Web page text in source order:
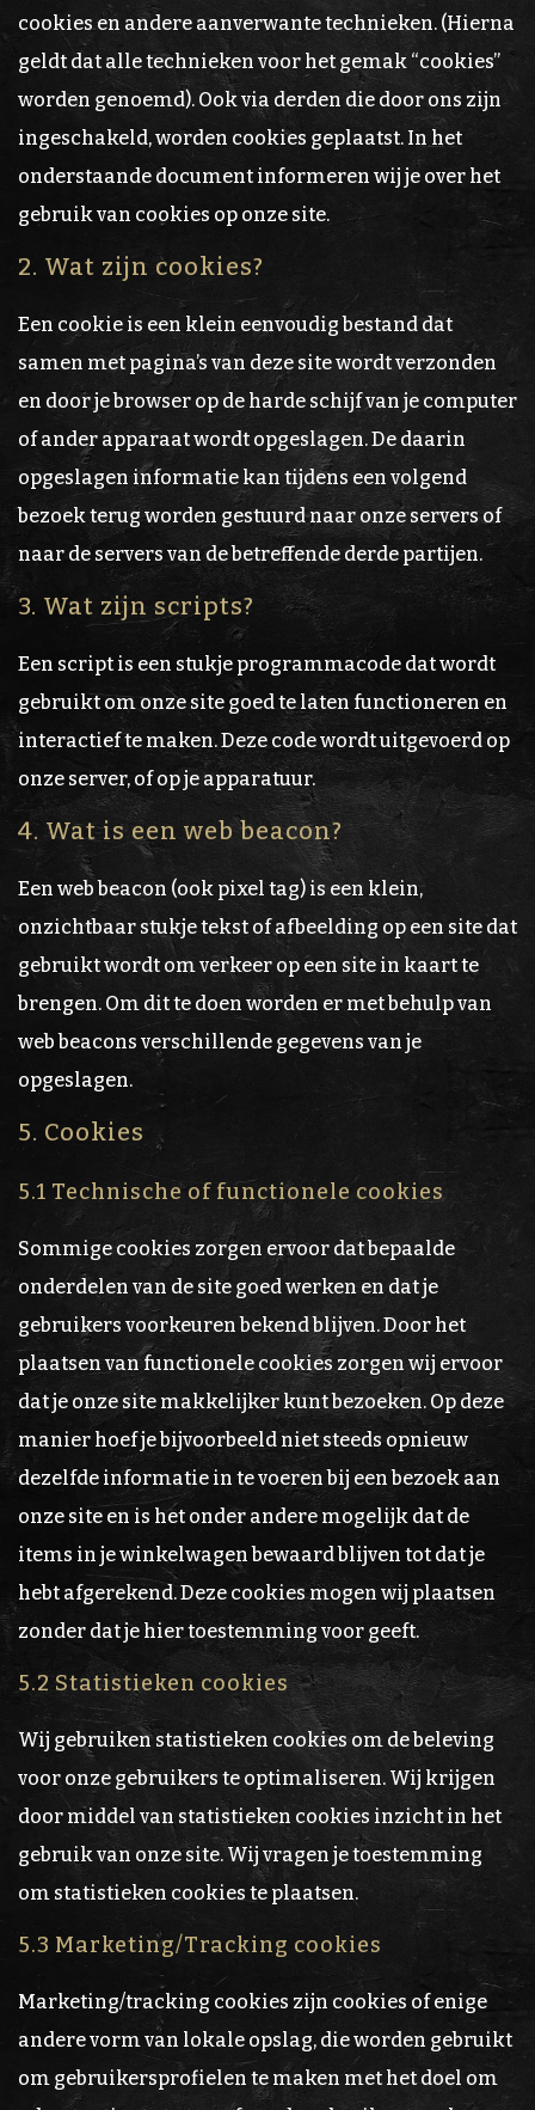
cookies en andere aanverwante technieken. (Hierna
geldt dat alle technieken voor het gemak “cookies”
worden genoemd). Ook via derden die door ons zijn
ingeschakeld, worden cookies geplaatst. In het
onderstaande document informeren wij je over het
gebruik van cookies op onze site.
2. Wat zijn cookies?
Een cookie is een klein eenvoudig bestand dat
samen met pagina’s van deze site wordt verzonden
en door je browser op de harde schijf van je computer
of ander apparaat wordt opgeslagen. De daarin
opgeslagen informatie kan tijdens een volgend
bezoek terug worden gestuurd naar onze servers of
naar de servers van de betreffende derde partijen.
3. Wat zijn scripts?
Een script is een stukje programmacode dat wordt
gebruikt om onze site goed te laten functioneren en
interactief te maken. Deze code wordt uitgevoerd op
onze server, of op je apparatuur.
4. Wat is een web beacon?
Een web beacon (ook pixel tag) is een klein,
onzichtbaar stukje tekst of afbeelding op een site dat
gebruikt wordt om verkeer op een site in kaart te
brengen. Om dit te doen worden er met behulp van
web beacons verschillende gegevens van je
opgeslagen.
5. Cookies
5.1 Technische of functionele cookies
Sommige cookies zorgen ervoor dat bepaalde
onderdelen van de site goed werken en dat je
gebruikers voorkeuren bekend blijven. Door het
plaatsen van functionele cookies zorgen wij ervoor
dat je onze site makkelijker kunt bezoeken. Op deze
manier hoef je bijvoorbeeld niet steeds opnieuw
dezelfde informatie in te voeren bij een bezoek aan
onze site en is het onder andere mogelijk dat de
items in je winkelwagen bewaard blijven tot dat je
hebt afgerekend. Deze cookies mogen wij plaatsen
zonder dat je hier toestemming voor geeft.
5.2 Statistieken cookies
Wij gebruiken statistieken cookies om de beleving
voor onze gebruikers te optimaliseren. Wij krijgen
door middel van statistieken cookies inzicht in het
gebruik van onze site. Wij vragen je toestemming
om statistieken cookies te plaatsen.
5.3 Marketing/Tracking cookies
Marketing/tracking cookies zijn cookies of enige
andere vorm van lokale opslag, die worden gebruikt
om gebruikersprofielen te maken met het doel om